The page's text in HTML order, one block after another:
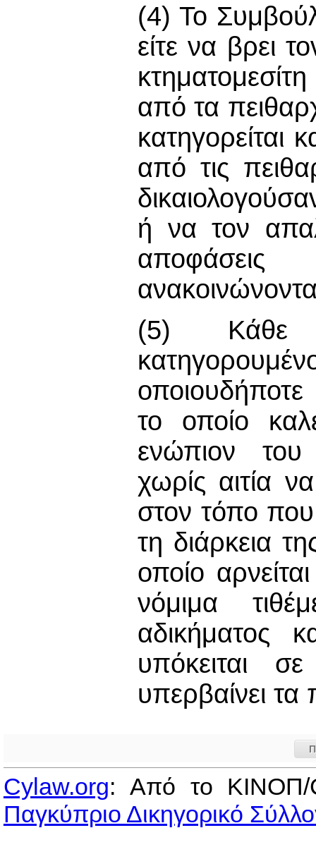
(4) Το
είτε να βρει
από τα
κατηγορείται
από τις
ή να τον
(5) Κάθε
οποιουδήποτε
το οποίο
ενώπιον του
χωρίς αιτία
στον τόπο
τη διάρκεια
οποίο
νόμιμα
αδικήματος
υπόκειται
υπερβαίνει
Cylaw.org: Από το
Παγκύπριο Δικηγορικό